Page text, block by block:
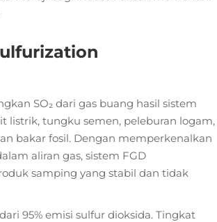
SO₂ dari gas buang hasil sistem
tungku semen, peleburan logam,
bakar fosil. Dengan memperkenalkan
aliran gas, sistem FGD
samping yang stabil dan tidak
95% emisi sulfur dioksida. Tingkat